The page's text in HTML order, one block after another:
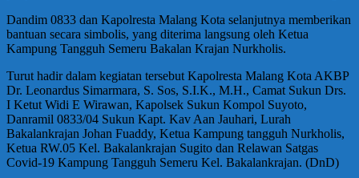
Dandim 0833 dan Kapolresta Malang Kota selanjutnya memberikan
bantuan secara simbolis, yang diterima langsung oleh Ketua
Kampung Tangguh Semeru Bakalan Krajan Nurkholis.
Turut hadir dalam kegiatan tersebut Kapolresta Malang Kota AKBP
Dr. Leonardus Simarmara, S. Sos, S.I.K., M.H., Camat Sukun Drs.
I Ketut Widi E Wirawan, Kapolsek Sukun Kompol Suyoto,
Danramil 0833/04 Sukun Kapt. Kav Aan Jauhari, Lurah
Bakalankrajan Johan Fuaddy, Ketua Kampung tangguh Nurkholis,
Ketua RW.05 Kel. Bakalankrajan Sugito dan Relawan Satgas
Covid-19 Kampung Tangguh Semeru Kel. Bakalankrajan. (DnD)